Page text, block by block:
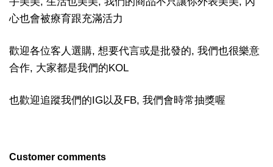
心也會被療育跟充滿活力
歡迎各位客人選購, 想要代言或是批發的, 我們也很樂意
合作, 大家都是我們的KOL
也歡迎追蹤我們的IG以及FB, 我們會時常抽獎喔
Customer comments